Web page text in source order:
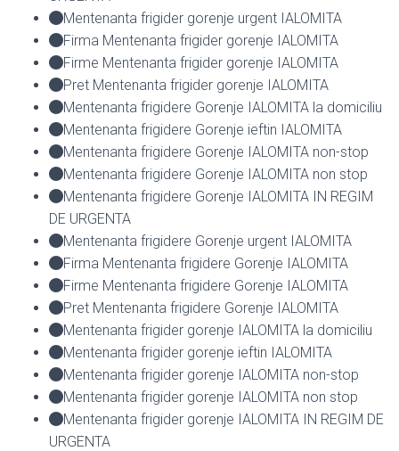
Mentenanta frigider gorenje urgent IALOMITA
Firma Mentenanta frigider gorenje IALOMITA
Firme Mentenanta frigider gorenje IALOMITA
Pret Mentenanta frigider gorenje IALOMITA
Mentenanta frigidere Gorenje IALOMITA la domiciliu
Mentenanta frigidere Gorenje ieftin IALOMITA
Mentenanta frigidere Gorenje IALOMITA non-stop
Mentenanta frigidere Gorenje IALOMITA non stop
Mentenanta frigidere Gorenje IALOMITA IN REGIM
DE URGENTA
Mentenanta frigidere Gorenje urgent IALOMITA
Firma Mentenanta frigidere Gorenje IALOMITA
Firme Mentenanta frigidere Gorenje IALOMITA
Pret Mentenanta frigidere Gorenje IALOMITA
Mentenanta frigider gorenje IALOMITA la domiciliu
Mentenanta frigider gorenje ieftin IALOMITA
Mentenanta frigider gorenje IALOMITA non-stop
Mentenanta frigider gorenje IALOMITA non stop
Mentenanta frigider gorenje IALOMITA IN REGIM DE
URGENTA